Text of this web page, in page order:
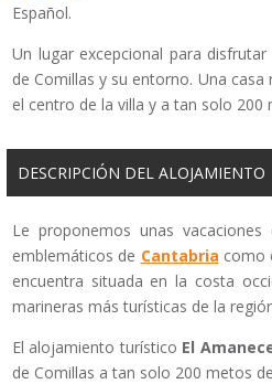
Español.
Un lugar excepcional para
de Comillas y su entorno. Una
el centro de la villa y a tan solo 200
DESCRIPCIÓN DEL ALOJAMIENTO
Le proponemos unas
emblemáticos de Cantabria como
encuentra situada en la costa
marineras más turísticas de la
El alojamiento turístico El
de Comillas a tan solo 200 metos